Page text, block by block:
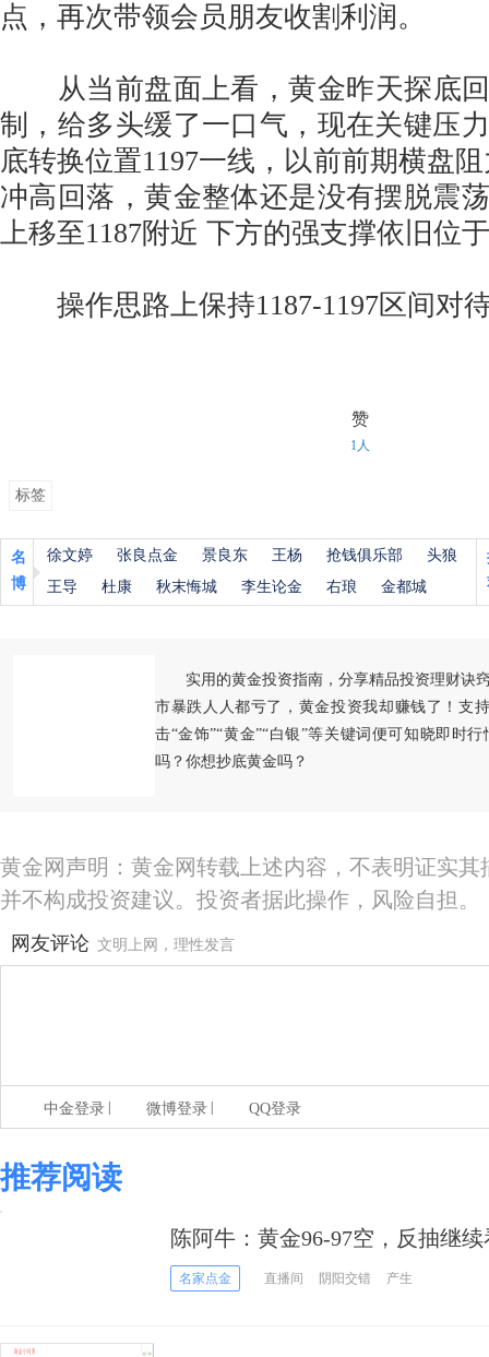
点，再次带领会员朋友收割利润。
从当前盘面上看，黄金昨天探底回
制，给多头缓了一口气，现在关键压
底转换位置1197一线，以前前期横盘
冲高回落，黄金整体还是没有摆脱震
上移至1187附近 下方的强支撑依旧位
操作思路上保持1187-1197区间对
赞
1人
标签
名
博
徐文婷 张良点金 景良东 王杨 抢钱俱乐部
头狼
王导
杜康 秋末悔城 李生论金 右琅 金都城
实用的黄金投资指南，分享精品投资理财诀
市暴跌人人都亏了，黄金投资我却赚钱了！支
击“金饰”“黄金”“白银”等关键词便可知晓即时
吗？你想抄底黄金吗？
黄金网声明：黄金网转载上述内容，不表明证实
并不构成投资建议。投资者据此操作，风险自担。
网友评论 文明上网，理性发言
中金登录 微博登录 QQ登录
推荐阅读
陈阿牛：黄金96-97空，反抽继
名家点金 直播间 阴阳交错 产生